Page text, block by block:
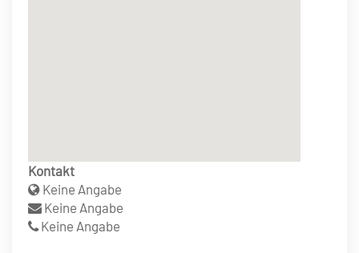
Kontakt
Keine Angabe
Keine Angabe
Keine Angabe